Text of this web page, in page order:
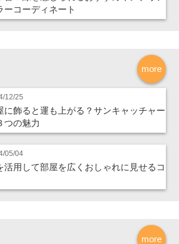
ーコーディネート
more
12/25
に飾ると運も上がる？サンキャッチャー
つの魅力
05/04
活用して部屋を広くおしゃれに見せるコ
more